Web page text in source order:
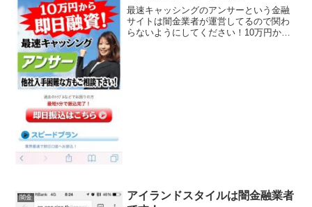
最速キャッシングのアンサーという金融
サイトは闇金業者が運営してるので関わ
らないようにしてください！10万円から
闇金
アイランドスタイルは闇金融業者